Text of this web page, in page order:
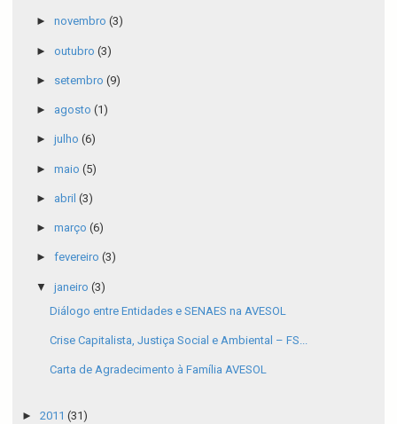
► novembro (3)
► outubro (3)
► setembro (9)
► agosto (1)
► julho (6)
► maio (5)
► abril (3)
► março (6)
► fevereiro (3)
▼ janeiro (3)
Diálogo entre Entidades e SENAES na AVESOL
Crise Capitalista, Justiça Social e Ambiental – FS...
Carta de Agradecimento à Família AVESOL
► 2011 (31)